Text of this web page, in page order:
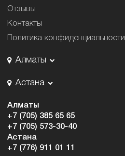
Отзывы
Контакты
Политика конфиденциальности
Алматы
Астана
Алматы
+7 (705) 385 65 65
+7 (705) 573-30-40
Астана
+7 (776) 911 01 11